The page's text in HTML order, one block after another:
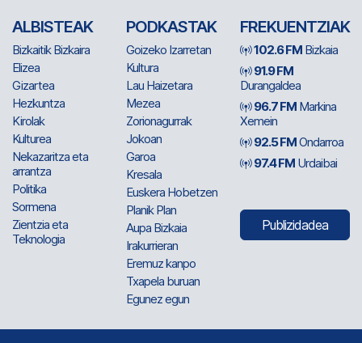
ALBISTEAK
Bizkaitik Bizkaira
Elizea
Gizartea
Hezkuntza
Kirolak
Kulturea
Nekazaritza eta
arrantza
Politika
Sormena
Zientzia eta
Teknologia
PODKASTAK
Goizeko Izarretan
Kultura
Lau Haizetara
Mezea
Zorionagurrak
Jokoan
Garoa
Kresala
Euskera Hobetzen
Planik Plan
Aupa Bizkaia
Irakurrieran
Eremuz kanpo
Txapela buruan
Egunez egun
FREKUENTZIAK
102.6 FM Bizkaia
91.9 FM
Durangaldea
96.7 FM Markina
Xemein
92.5 FMOndarroa
97.4 FM Urdaibai
Publizidadea